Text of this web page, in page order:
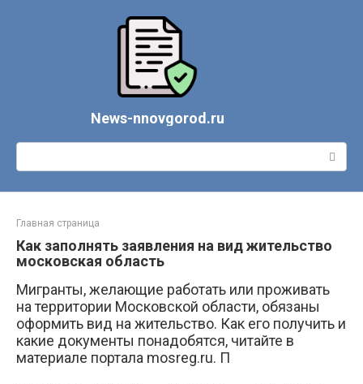
News-nnovgorod.ru
Поиск:
Главная страница
Как заполнять заявления на вид жительство
московская область
Мигранты, желающие работать или проживать
на территории Московской области, обязаны
оформить вид на жительство. Как его получить и
какие документы понадобятся, читайте в
материале портала mosreg.ru. П